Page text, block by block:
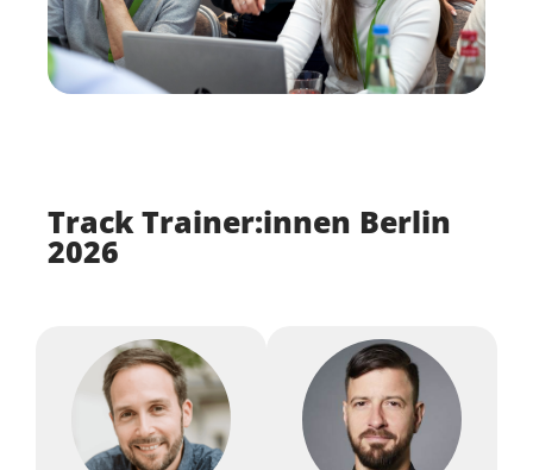
Track Trainer:innen Berlin
2026